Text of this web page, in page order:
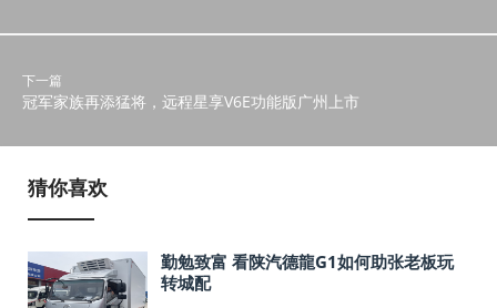
下一篇
冠军家族再添猛将，远程星享V6E功能版广州上市
猜你喜欢
勤勉致富 看陕汽德龍G1如何助张老板玩
转城配